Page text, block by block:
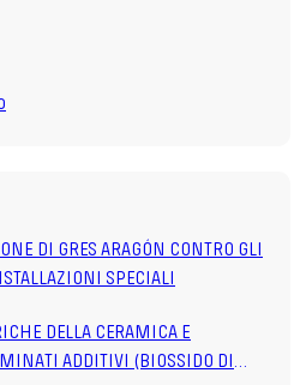
DI GRES ARAGÓN CONTRO GLI
SPECIALI
DELLA CERAMICA E
ADDITIVI (BIOSSIDO DI